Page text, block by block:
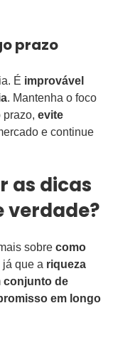
prazo
É improvável
. Mantenha o foco
prazo, evite
e continue
as dicas
verdade?
sobre como
já que a riqueza
conjunto de
em longo